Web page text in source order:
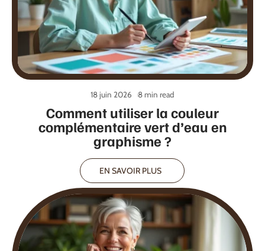
Comment utiliser la couleur
complémentaire vert d’eau en
graphisme ?
18 juin 2026 8 min read
EN SAVOIR PLUS